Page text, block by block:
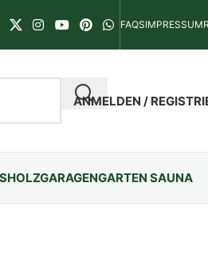
FAQSIMPRESSUM
ANMELDEN /
HOLZGARAGENGARTEN SAUNA